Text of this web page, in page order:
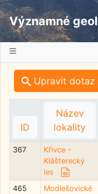
Významné
Upravit dotaz
ID
Název
lokality
367
Křivce -
Klášterecký
les
465
Modlešovické